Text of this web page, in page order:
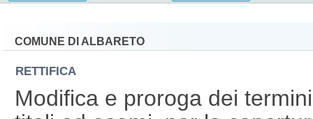
COMUNE DI ALBARETO
RETTIFICA
Modifica e proroga dei